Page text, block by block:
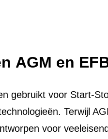
AGM en
gebruikt voor Start-
Terwijl
voor